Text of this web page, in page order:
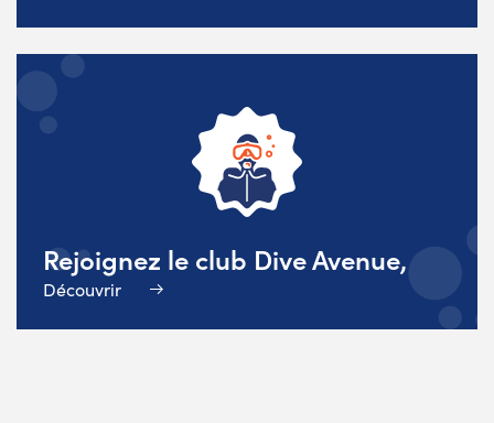
Rejoignez le club Dive Avenue,
Découvrir